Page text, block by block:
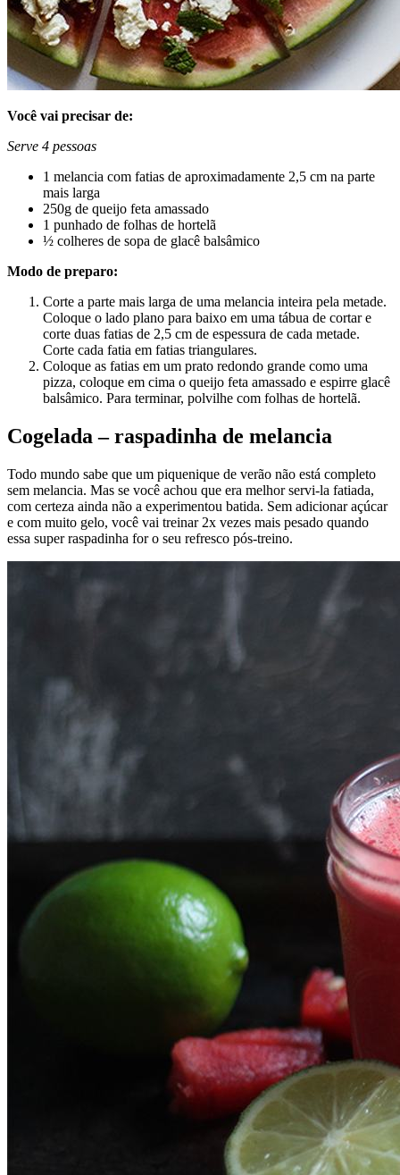
Você vai precisar de:
Serve 4 pessoas
1 melancia com fatias de aproximadamente 2,5 cm na parte
mais larga
250g de queijo feta amassado
1 punhado de folhas de hortelã
½ colheres de sopa de glacê balsâmico
Modo de preparo:
Corte a parte mais larga de uma melancia inteira pela metade.
Coloque o lado plano para baixo em uma tábua de cortar e
corte duas fatias de 2,5 cm de espessura de cada metade.
Corte cada fatia em fatias triangulares.
Coloque as fatias em um prato redondo grande como uma
pizza, coloque em cima o queijo feta amassado e espirre glacê
balsâmico. Para terminar, polvilhe com folhas de hortelã.
Cogelada – raspadinha de melancia
Todo mundo sabe que um piquenique de verão não está completo
sem melancia. Mas se você achou que era melhor servi-la fatiada,
com certeza ainda não a experimentou batida. Sem adicionar açúcar
e com muito gelo, você vai treinar 2x vezes mais pesado quando
essa super raspadinha for o seu refresco pós-treino.